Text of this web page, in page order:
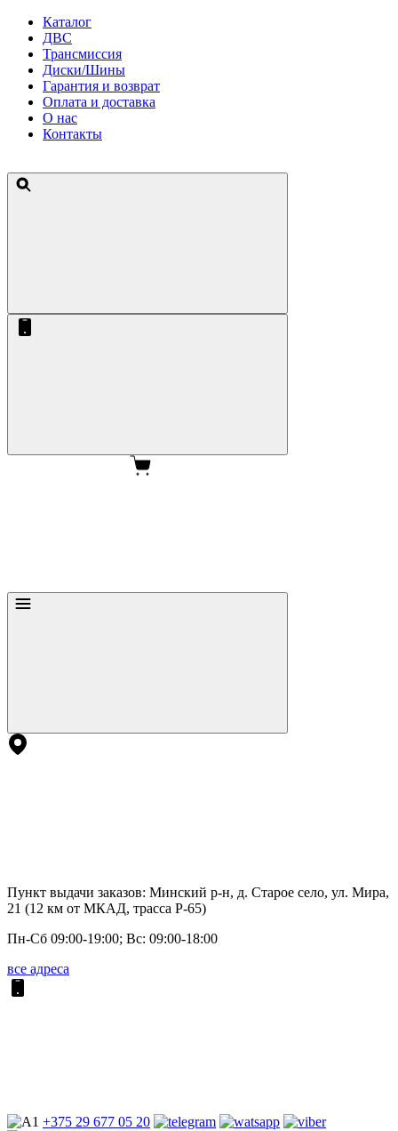
Каталог
ДВС
Трансмиссия
Диски/Шины
Гарантия и возврат
Оплата и доставка
О нас
Контакты
Пункт выдачи заказов: Минский р-н, д. Старое село, ул. Мира,
21 (12 км от МКАД, трасса P-65)
Пн-Сб 09:00-19:00; Вс: 09:00-18:00
все адреса
+375 29 677 05 20